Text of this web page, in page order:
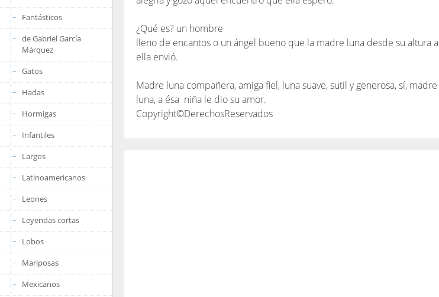
Fantásticos
de Gabriel García
Márquez
Gatos
Hadas
Hormigas
Infantiles
Largos
Latinoamericanos
Leones
Leyendas cortas
Lobos
Mariposas
Mexicanos
¿Qué es? un hombre
lleno de encantos o un ángel bueno que la madre luna desde su altura a
ella envió.
Madre luna compañera, amiga fiel, luna suave, sutil y generosa, sí, madre
luna, a ésa niña le dio su amor.
Copyright©DerechosReservados